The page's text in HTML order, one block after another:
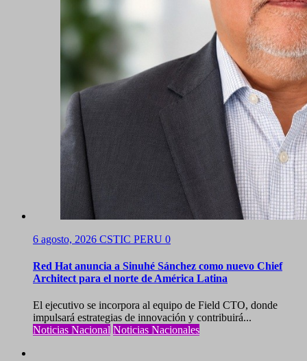
6 agosto, 2026 CSTIC PERU 0
Red Hat anuncia a Sinuhé Sánchez como nuevo Chief
Architect para el norte de América Latina
El ejecutivo se incorpora al equipo de Field CTO, donde
impulsará estrategias de innovación y contribuirá...
Noticias Nacional Noticias Nacionales